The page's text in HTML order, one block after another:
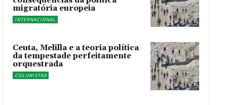
migratória europeia
INTERNACIONAL
Ceuta, Melilla e a teoria política
da tempestade perfeitamente
orquestrada
COLUNISTAS